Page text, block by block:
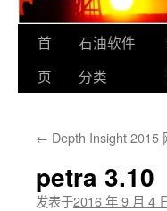
跳
文
首
页
石油软件
分类
← Depth Insight 2015
petra 3.10
发表于2016 年 9 月 4